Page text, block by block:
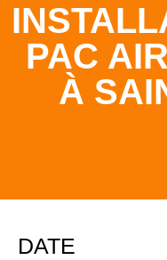
PAC
À
DATE